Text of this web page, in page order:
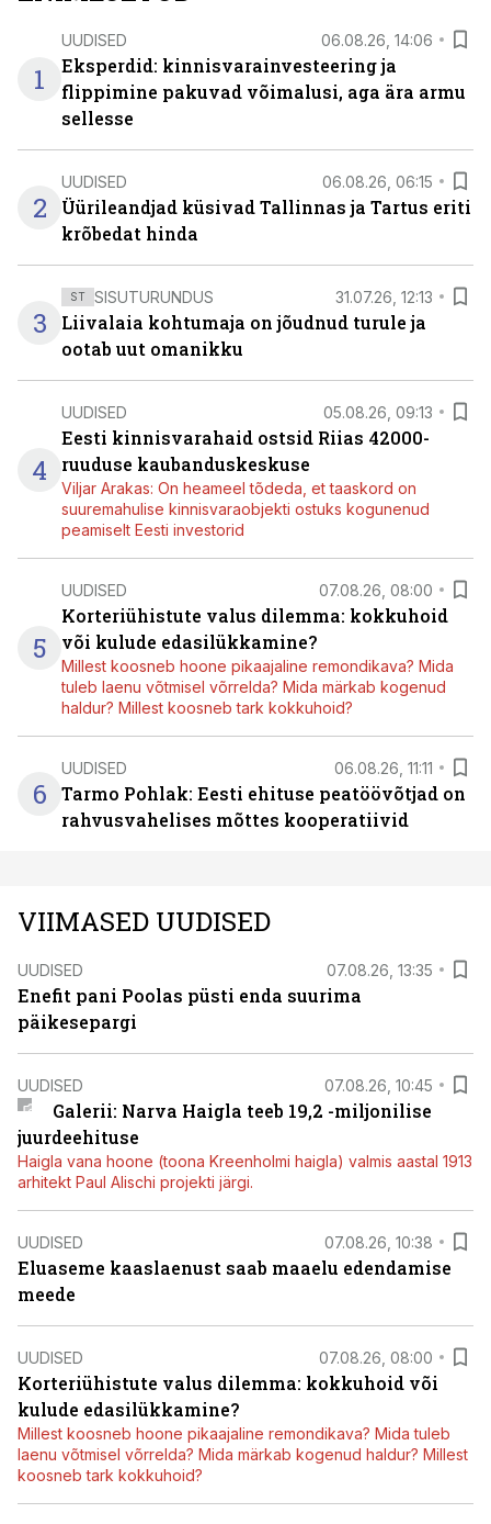
1
UUDISED 06.08.26, 14:06
Eksperdid: kinnisvarainvesteering ja
flippimine pakuvad võimalusi, aga ära armu
sellesse
2
UUDISED 06.08.26, 06:15
Üürileandjad küsivad Tallinnas ja Tartus eriti
krõbedat hinda
3
ST SISUTURUNDUS 31.07.26, 12:13
Liivalaia kohtumaja on jõudnud turule ja
ootab uut omanikku
4
UUDISED 05.08.26, 09:13
Eesti kinnisvarahaid ostsid Riias 42000-
ruuduse kaubanduskeskuse
Viljar Arakas: On heameel tõdeda, et taaskord on
suuremahulise kinnisvaraobjekti ostuks kogunenud
peamiselt Eesti investorid
5
UUDISED 07.08.26, 08:00
Korteriühistute valus dilemma: kokkuhoid
või kulude edasilükkamine?
Millest koosneb hoone pikaajaline remondikava? Mida
tuleb laenu võtmisel võrrelda? Mida märkab kogenud
haldur? Millest koosneb tark kokkuhoid?
6
UUDISED 06.08.26, 11:11
Tarmo Pohlak: Eesti ehituse peatöövõtjad on
rahvusvahelises mõttes kooperatiivid
VIIMASED UUDISED
UUDISED 07.08.26, 13:35
Enefit pani Poolas püsti enda suurima
päikesepargi
UUDISED 07.08.26, 10:45
Galerii: Narva Haigla teeb 19,2 -miljonilise
juurdeehituse
Haigla vana hoone (toona Kreenholmi haigla) valmis aastal 1913
arhitekt Paul Alischi projekti järgi.
UUDISED 07.08.26, 10:38
Eluaseme kaaslaenust saab maaelu edendamise
meede
UUDISED 07.08.26, 08:00
Korteriühistute valus dilemma: kokkuhoid või
kulude edasilükkamine?
Millest koosneb hoone pikaajaline remondikava? Mida tuleb
laenu võtmisel võrrelda? Mida märkab kogenud haldur? Millest
koosneb tark kokkuhoid?